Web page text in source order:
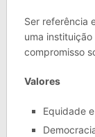
Ser referência
uma
compromisso
Valores
Equidade